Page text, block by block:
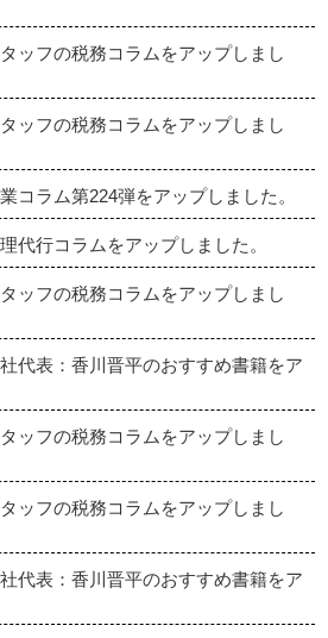
ッフの税務コラムをアップしまし
ッフの税務コラムをアップしまし
コラム第224弾をアップしました。
代行コラムをアップしました。
ッフの税務コラムをアップしまし
代表：香川晋平のおすすめ書籍をア
ッフの税務コラムをアップしまし
ッフの税務コラムをアップしまし
代表：香川晋平のおすすめ書籍をア